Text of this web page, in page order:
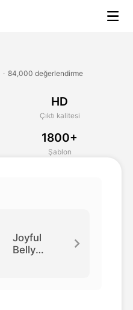
· 84,000 değerlendirme
HD
Çıktı kalitesi
1800+
Şablon
Joyful
Belly